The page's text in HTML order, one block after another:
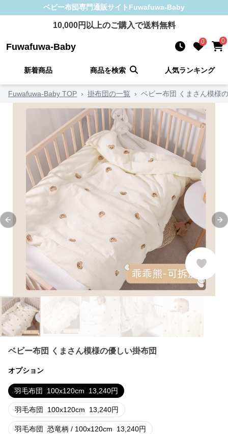
ベビー布団専門通販サイト Fuwafuwa-Baby
10,000円以上のご購入で送料無料
Fuwafuwa-Baby 0 0
新着商品 商品を検索 人気ランキング
Fuwafuwa-Baby TOP › 掛布団の一覧 › ベビー布団 くまさん模様
Previous slide
ベビー布団 くまさん模様の優しい掛布団
オプション
羽毛布団 100x120cm 13,240円
羽毛布団 100x120cm 13,240円
羽毛布団 恐竜柄 / 100x120cm 13,240円